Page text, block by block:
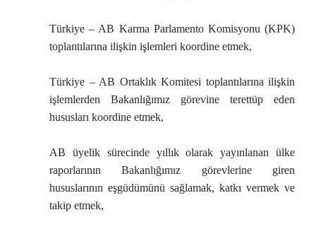
Türkiye – AB Karma Parlamento Komisyonu (KPK)
toplantılarına ilişkin işlemleri koordine etmek,
Türkiye – AB Ortaklık Komitesi toplantılarına ilişkin
işlemlerden Bakanlığımız görevine terettüp eden
hususları koordine etmek,
AB üyelik sürecinde yıllık olarak yayınlanan ülke
raporlarının Bakanlığımız görevlerine giren
hususlarının eşgüdümünü sağlamak, katkı vermek ve
takip etmek,